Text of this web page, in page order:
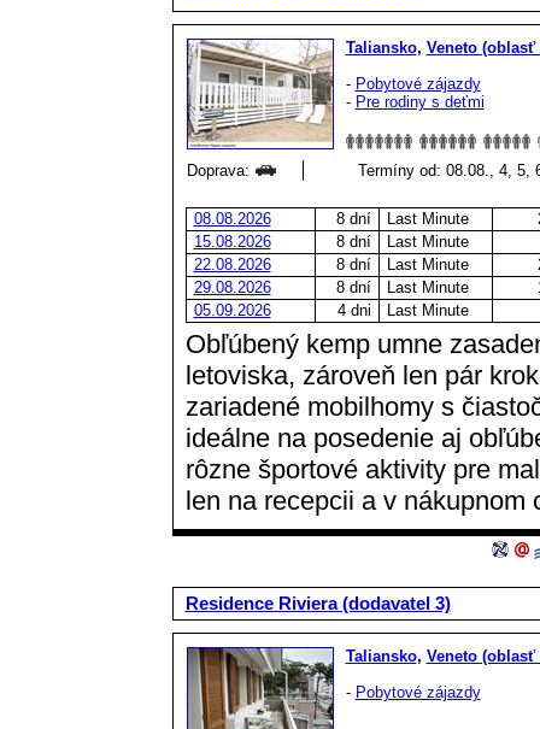
Taliansko, Veneto (oblasť
- Pobytové zájazdy
- Pre rodiny s deťmi
Doprava: Termíny od: 08.08., 4, 5,
08.08.2026 8 dní Last Minute
15.08.2026
8 dní
Last Minute
22.08.2026
8 dní Last Minute
29.08.2026
8 dní Last Minute
05.09.2026
4 dni Last Minute
Obľúbený kemp umne
letoviska, zároveň len pár
zariadené mobilhomy s
ideálne na posedenie aj
rôzne športové aktivity pre
len na recepcii a v nákupnom
Residence Riviera (dodavatel 3)
Taliansko, Veneto (oblasť
- Pobytové zájazdy